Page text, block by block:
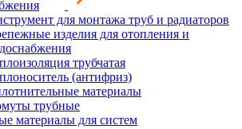
для монтажа труб и радиаторов
изделия для отопления и
трубчатая
(антифриз)
материалы
трубные
материалы для систем